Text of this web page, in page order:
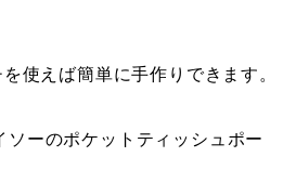
使えば簡単に手作りできます。
ソーのポケットティッシュポー